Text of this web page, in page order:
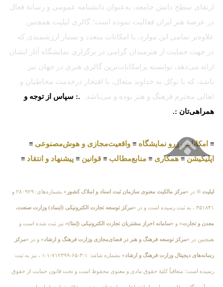
ارتقای سطح دانش جامعه، به‌عنوان دانشنامه عمومی و رسانهٔ فعال
در عرصهٔ هنر ایران فعالیت نموده است؛ گالری لیلیت همچنین
علاوه‌بر تمامی این موارد، با امکانات متعدد و بسیار ارزشمندی که
در جهت حمایت از هنرمندان گرامی در برگزاری نمایشگاه آثار ایشان
ارائه می‌دهد، توانسته پرامکانات‌ترین گالری هنری در جهان نیز
باشد، که با توکل به خداوند متعال، با افتخار درخدمت مخاطبان و
اهالی محترم فرهنگ و هنر بوده و می‌باشد. .: سپاس از توجه و
همراهی‌تان :.
≡ امکانات رزرو نمایشگاه ≡ واقعیت‌مجازی و هوش‌مصنوعی ≡
اپلیکیشن≡همکاری ≡ منابع‌مطالب ≡ قوانین ≡ پیشنهاد و انتقاد ≡
لیلیت ® در «مرکز مالکیت معنوی سازمان ثبت اسناد و املاک کشور» بشماره‌های: ۲۸۰۹۲۹ و
۴۵۱۸۴۱ ، به ثبت رسیده است و در «مرکز توسعه تجارت الکترونیکی (اینماد) وزارت صنعت،
معدن و تجارت» و «سامانه احراز مشتریان تجارت الکترونیکی (اِمتا)» نیز ثبت شده است و
همچنین در «مرکز توسعه فرهنگ و هنر در فضای‌مجازی وزارت فرهنگ و ارشاد» و در «مرکز
رسانه‌های دیجیتال وزارت فرهنگ و ارشاد» بشماره شامَد: ۱-۳-۶۵-۷۱۲۳۹۹-۱-۱ ، نیز به ثبت
رسیده است؛ متعاقباً کلیهٔ حقوق مادی و معنوی محفوظ است و تحت قانون حمایت از حقوق